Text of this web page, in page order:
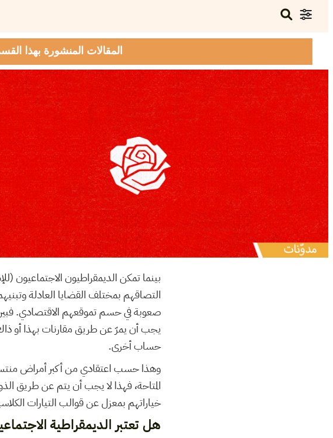
المقالات المنشورة بهذا
بينما تمكن الديمقراطيون الاجتماعيون
التصاقهم بمختلف القضايا العادلة
صعوبة في حسم تموقعهم الاقتصادي.
يجب أن يمرّ عن طريق مقارنات بهذا أو
حساب أخرى.
وهذا حسب اعتقادي من أكبر أمراض منتسبي
المتاحة، فهذا لا يجب أن يتم عن طريق
خياراتهم بمعزل عن قوالب التيارات
هل تعتبر الديمقراطية